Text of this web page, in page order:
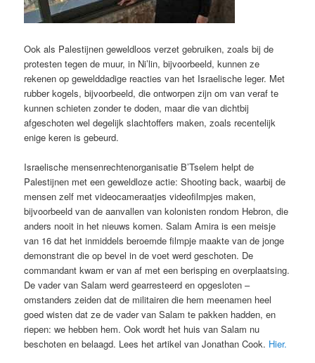
Ook als Palestijnen geweldloos verzet gebruiken, zoals bij de
protesten tegen de muur, in Ni’lin, bijvoorbeeld, kunnen ze
rekenen op gewelddadige reacties van het Israelische leger. Met
rubber kogels, bijvoorbeeld, die ontworpen zijn om van veraf te
kunnen schieten zonder te doden, maar die van dichtbij
afgeschoten wel degelijk slachtoffers maken, zoals recentelijk
enige keren is gebeurd.
Israelische mensenrechtenorganisatie B’Tselem helpt de
Palestijnen met een geweldloze actie: Shooting back, waarbij de
mensen zelf met videocameraatjes videofilmpjes maken,
bijvoorbeeld van de aanvallen van kolonisten rondom Hebron, die
anders nooit in het nieuws komen. Salam Amira is een meisje
van 16 dat het inmiddels beroemde filmpje maakte van de jonge
demonstrant die op bevel in de voet werd geschoten. De
commandant kwam er van af met een berisping en overplaatsing.
De vader van Salam werd gearresteerd en opgesloten –
omstanders zeiden dat de militairen die hem meenamen heel
goed wisten dat ze de vader van Salam te pakken hadden, en
riepen: we hebben hem. Ook wordt het huis van Salam nu
beschoten en belaagd. Lees het artikel van Jonathan Cook. Hier.